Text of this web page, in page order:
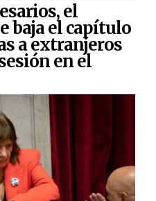
el
baja el capítulo
a extranjeros
en el